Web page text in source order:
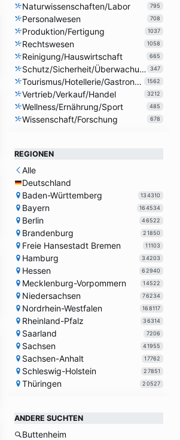
Naturwissenschaften/Labor 795
Personalwesen 708
Produktion/Fertigung 1037
Rechtswesen 1058
Reinigung/Hauswirtschaft 665
Schutz/Sicherheit/Überwachung 347
Tourismus/Hotellerie/Gastronomie 1562
Vertrieb/Verkauf/Handel 3212
Wellness/Ernährung/Sport 485
Wissenschaft/Forschung 678
REGIONEN
Alle
Deutschland
Baden-Württemberg
134310
Bayern 164534
Berlin 46522
Brandenburg 21850
Freie Hansestadt Bremen 11103
Hamburg 34203
Hessen 62940
Mecklenburg-Vorpommern 14522
Niedersachsen 76234
Nordrhein-Westfalen 168117
Rheinland-Pfalz 36314
Saarland 7206
Sachsen 41955
Sachsen-Anhalt 17762
Schleswig-Holstein 27851
Thüringen 20527
ANDERE SUCHTEN
Buttenheim